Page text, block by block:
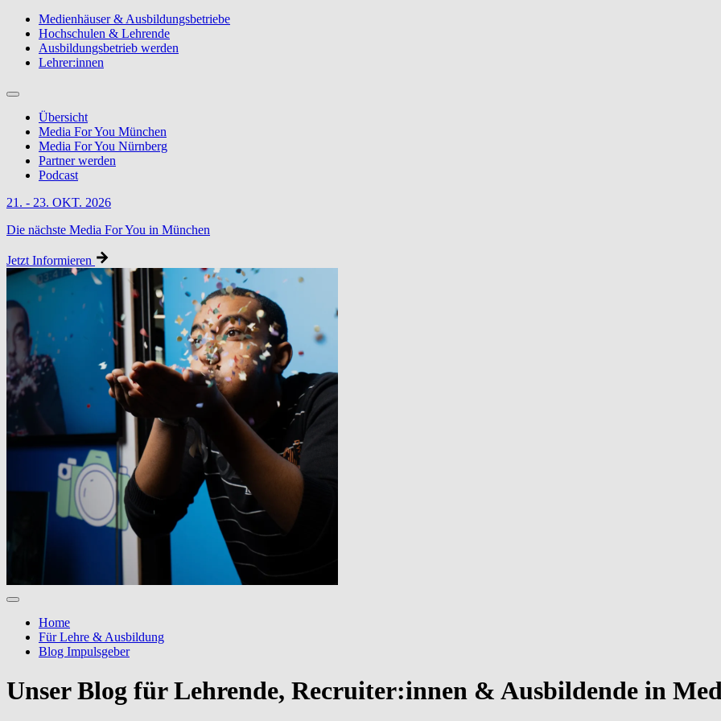
Medienhäuser & Ausbildungsbetriebe
Hochschulen & Lehrende
Ausbildungsbetrieb werden
Lehrer:innen
Übersicht
Media For You München
Media For You Nürnberg
Partner werden
Podcast
21. - 23. OKT. 2026
Die nächste Media For You in München
Jetzt Informieren
Home
Für Lehre & Ausbildung
Blog Impulsgeber
Unser Blog für Lehrende, Recruiter:innen & Ausbildende in